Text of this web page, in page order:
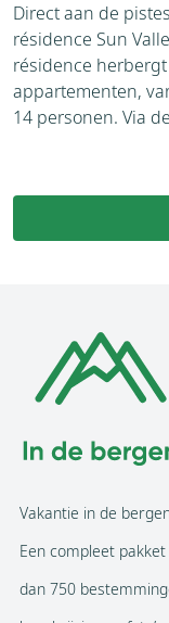
Direct aan de
résidence Sun
résidence
appartementen,
14 personen. Via
Vakantie in de
Een compleet
dan 750